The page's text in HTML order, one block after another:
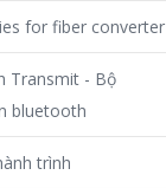
for fiber converter
Transmit - Bộ
bluetooth
trình